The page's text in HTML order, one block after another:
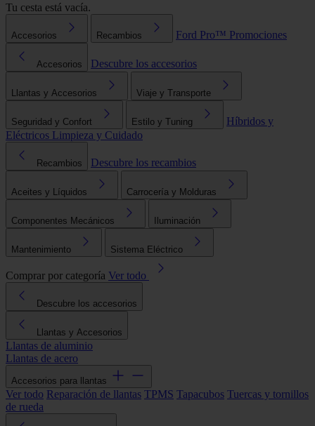
Tu cesta está vacía.
Accesorios Recambios Ford Pro™ Promociones
Accesorios Descubre los accesorios
Llantas y Accesorios Viaje y Transporte
Seguridad y Confort Estilo y Tuning
Híbridos y
Eléctricos Limpieza y Cuidado
Recambios Descubre los recambios
Aceites y Líquidos Carrocería y Molduras
Componentes Mecánicos Iluminación
Mantenimiento Sistema Eléctrico
Comprar por categoría Ver todo
Descubre los accesorios
Llantas y Accesorios
Llantas de aluminio
Llantas de acero
Accesorios para llantas
Ver todo Reparación de llantas TPMS Tapacubos Tuercas y tornillos
de rueda